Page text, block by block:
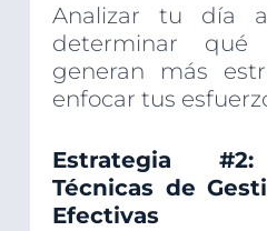
Analizar tu día
determinar qué
generan más
enfocar tus
Estrategia
Técnicas de
Efectivas